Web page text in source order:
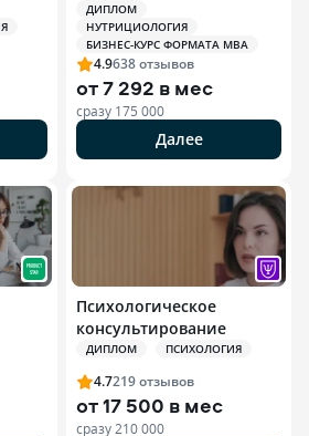
ДИПЛОМ
НУТРИЦИОЛОГИЯ
БИЗНЕС-КУРС ФОРМАТА MBA
4.9638отзывов
от7 292 в мес
сразу 175 000
Далее
Психологическое
консультирование
ДИПЛОМ ПСИХОЛОГИЯ
4.7219отзывов
от17 500 в мес
сразу 210 000